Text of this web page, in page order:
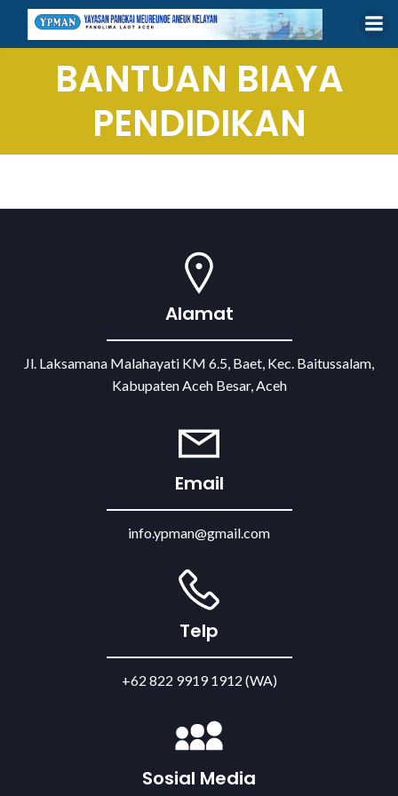
Skip
content
BANTUAN BIAYA
PENDIDIKAN
Alamat
Jl. Laksamana Malahayati KM 6.5, Baet, Kec. Baitussalam,
Kabupaten Aceh Besar, Aceh
Email
info.ypman@gmail.com
Telp
+62 822 9919 1912 (WA)
Sosial Media